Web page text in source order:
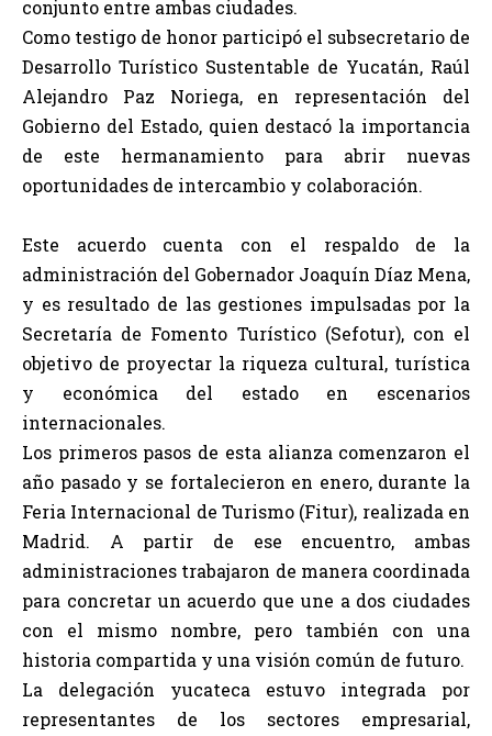
conjunto entre ambas ciudades.
Como testigo de honor participó el subsecretario de
Desarrollo Turístico Sustentable de Yucatán, Raúl
Alejandro Paz Noriega, en representación del
Gobierno del Estado, quien destacó la importancia
de este hermanamiento para abrir nuevas
oportunidades de intercambio y colaboración.
Este acuerdo cuenta con el respaldo de la
administración del Gobernador Joaquín Díaz Mena,
y es resultado de las gestiones impulsadas por la
Secretaría de Fomento Turístico (Sefotur), con el
objetivo de proyectar la riqueza cultural, turística
y económica del estado en escenarios
internacionales.
Los primeros pasos de esta alianza comenzaron el
año pasado y se fortalecieron en enero, durante la
Feria Internacional de Turismo (Fitur), realizada en
Madrid. A partir de ese encuentro, ambas
administraciones trabajaron de manera coordinada
para concretar un acuerdo que une a dos ciudades
con el mismo nombre, pero también con una
historia compartida y una visión común de futuro.
La delegación yucateca estuvo integrada por
representantes de los sectores empresarial,